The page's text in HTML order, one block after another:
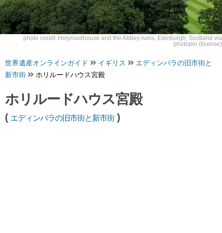
photo credit: Holyroodhouse and the Abbey ruins, Edinburgh, Scotland via
photopin (license)
世界遺産オンラインガイド イギリス
エディンバラの旧市街と
新市街
ホリルードハウス宮殿
ホリルードハウス宮殿
( エディンバラの旧市街と新市街)